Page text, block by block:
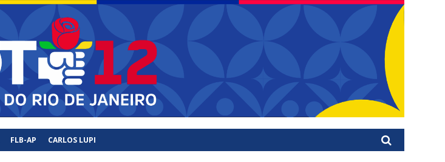
PDT
Rio de Janiero – RJ
FLB-AP CARLOS LUPI